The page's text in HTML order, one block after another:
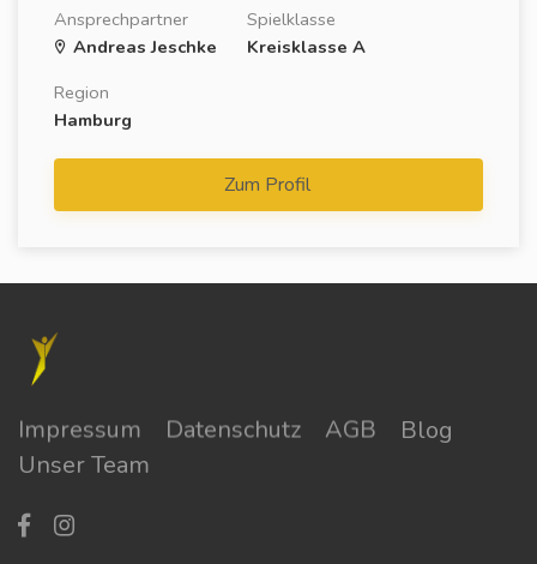
Ansprechpartner
Andreas Jeschke
Spielklasse
Kreisklasse A
Region
Hamburg
Zum Profil
Impressum Datenschutz AGB
Blog
Unser Team